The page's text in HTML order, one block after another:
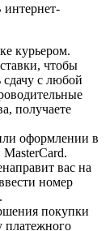
курьером.
чтобы
сдачу с любой
получаете
оформлении в
вас на
номер
покупки
платежного